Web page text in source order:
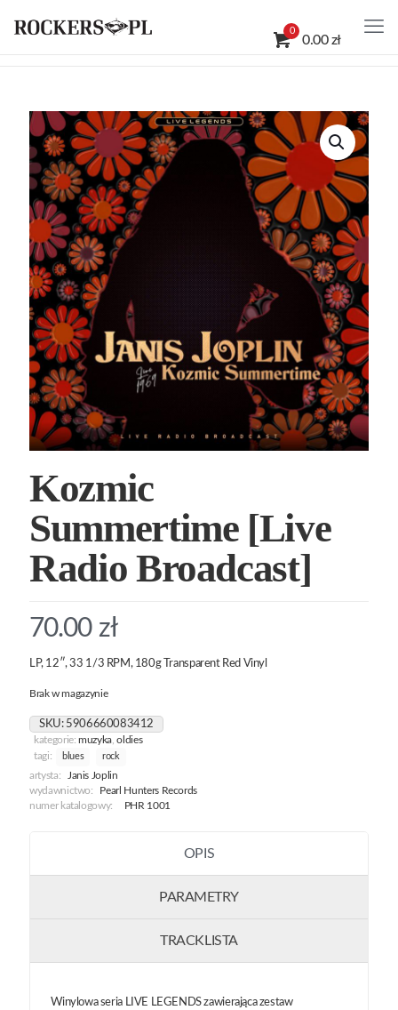
0
0.00 zł
Kozmic
Summertime [Live
Radio Broadcast]
70.00 zł
LP, 12″, 33 1/3 RPM, 180g Transparent Red Vinyl
Brak w magazynie
SKU: 5906660083412
kategorie:muzyka,oldies
tagi:
blues rock
artysta:
Janis Joplin
wydawnictwo:
Pearl Hunters Records
numer katalogowy:
PHR 1001
OPIS
PARAMETRY
TRACKLISTA
Winylowa seria LIVE LEGENDS zawierająca zestaw